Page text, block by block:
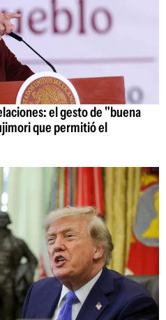
el gesto de "buena
que permitió el